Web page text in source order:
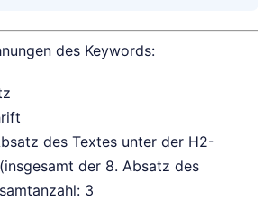
des Keywords:
des Textes unter der H2-
der 8. Absatz des
3